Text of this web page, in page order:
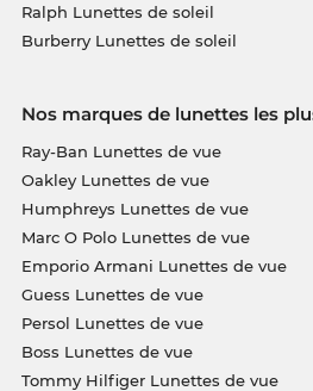
Ralph Lunettes de soleil
Burberry Lunettes de soleil
Nos marques de lunettes les
Ray-Ban Lunettes de vue
Oakley Lunettes de vue
Humphreys Lunettes de vue
Marc O Polo Lunettes de vue
Emporio Armani Lunettes de vue
Guess Lunettes de vue
Persol Lunettes de vue
Boss Lunettes de vue
Tommy Hilfiger Lunettes de vue